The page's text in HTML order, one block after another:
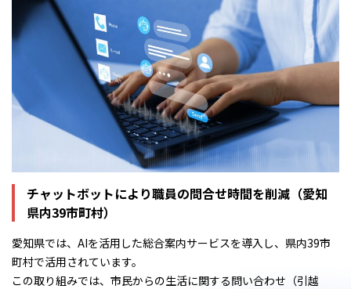
チャットボットにより職員の問合せ時間を削減（愛知
県内39市町村）
愛知県では、AIを活用した総合案内サービスを導入し、県内39市
町村で活用されています。
この取り組みでは、市民からの生活に関する問い合わせ（引越